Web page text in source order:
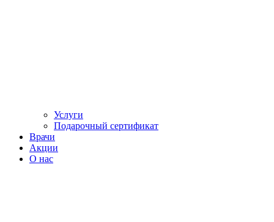
Услуги
Подарочный сертификат
Врачи
Акции
О нас